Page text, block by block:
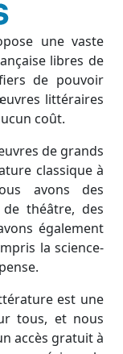
une vaste
libres de
de pouvoir
littéraires
coût.
de grands
classique à
avons des
théâtre, des
également
la science-
est une
tous, et nous
accès gratuit à